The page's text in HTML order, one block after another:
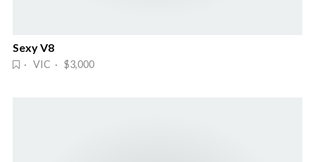
Sexy V8
· VIC · $3,000